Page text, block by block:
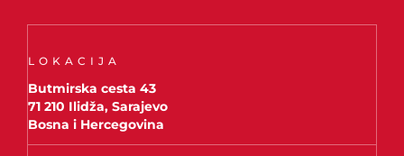
LOKACIJA
Butmirska cesta 43
71 210 Ilidža, Sarajevo
Bosna i Hercegovina